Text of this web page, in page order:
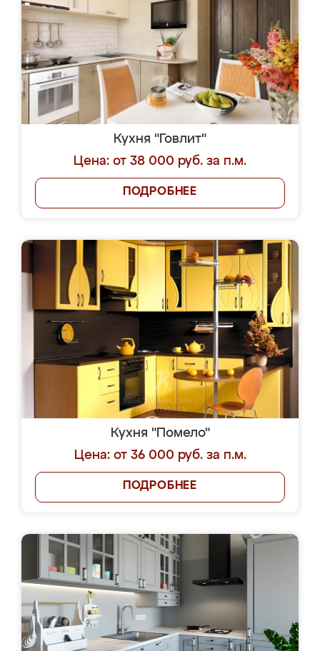
Кухня "Говлит"
Цена: от 38 000 руб. за п.м.
ПОДРОБНЕЕ
Кухня "Помело"
Цена: от 36 000 руб. за п.м.
ПОДРОБНЕЕ